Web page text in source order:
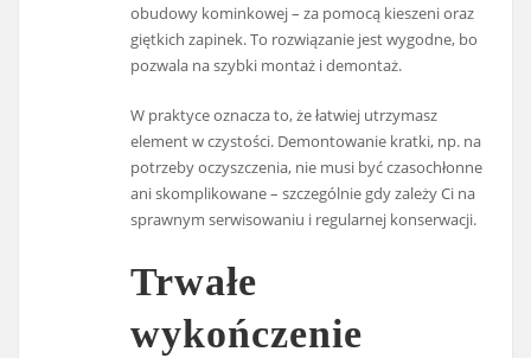
obudowy kominkowej – za pomocą kieszeni oraz
giętkich zapinek. To rozwiązanie jest wygodne, bo
pozwala na szybki montaż i demontaż.
W praktyce oznacza to, że łatwiej utrzymasz
element w czystości. Demontowanie kratki, np. na
potrzeby oczyszczenia, nie musi być czasochłonne
ani skomplikowane – szczególnie gdy zależy Ci na
sprawnym serwisowaniu i regularnej konserwacji.
Trwałe
wykończenie